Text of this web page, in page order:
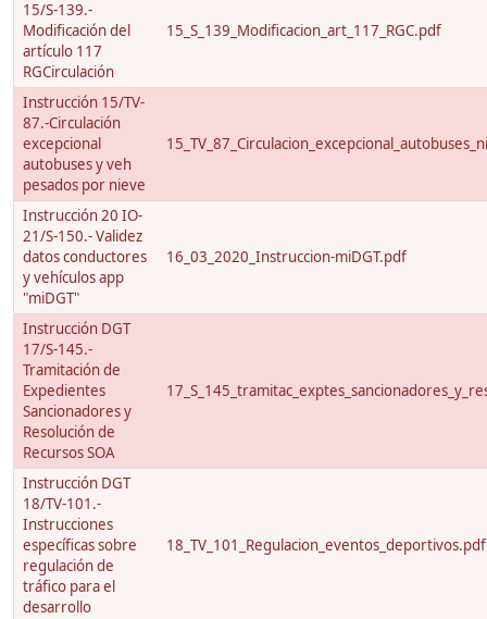
15/S-139.-
Modificación del
artículo 117
RGCirculación
15_S_139_Modificacion_art_117_RGC.pdf
Instrucción 15/TV-
87.-Circulación
excepcional
autobuses y veh
pesados por nieve
Instrucción 20 IO-
21/S-150.- Validez
datos conductores
y vehículos app
"miDGT"
16_03_2020_Instruccion-miDGT.pdf
Instrucción DGT
17/S-145.-
Tramitación de
Expedientes
Sancionadores y
Resolución de
Recursos SOA
Instrucción DGT
18/TV-101.-
Instrucciones
específicas sobre
regulación de
tráfico para el
desarrollo
18_TV_101_Regulacion_eventos_deportivos.pdf